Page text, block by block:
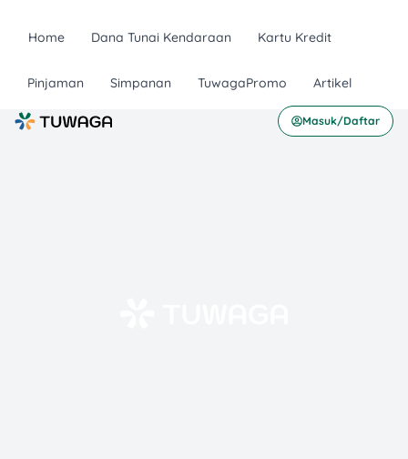
Home Dana Tunai Kendaraan Kartu Kredit
Pinjaman Simpanan TuwagaPromo Artikel
Masuk/Daftar